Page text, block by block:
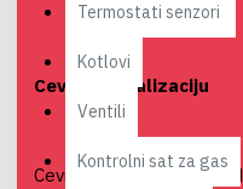
Termostati senzori
Kotlovi
Ventili
Kontrolni sat za gas
Cevi za kanalizaciju
Cevi za kanalizaciju su od